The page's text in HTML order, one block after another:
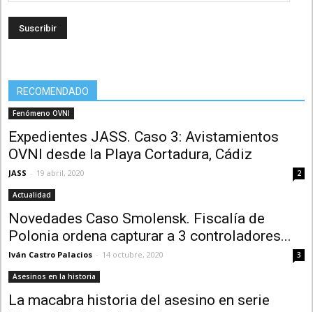
email
RECOMENDADO
Fenómeno OVNI
Expedientes JASS. Caso 3: Avistamientos
OVNI desde la Playa Cortadura, Cádiz
JASS - 19 abril, 2020 2
Actualidad
Novedades Caso Smolensk. Fiscalía de
Polonia ordena capturar a 3 controladores...
Iván Castro Palacios - 14 octubre, 2020 3
Asesinos en la historia
La macabra historia del asesino en serie